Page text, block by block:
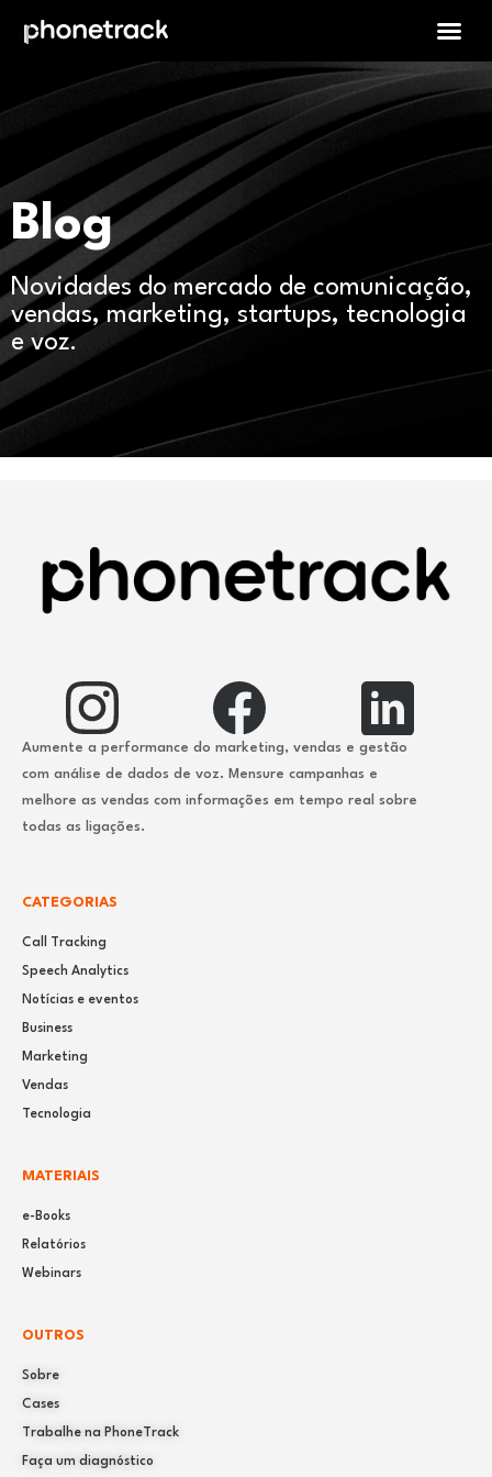
Blog
Novidades do mercado de comunicação,
vendas, marketing, startups, tecnologia
e voz.
Aumente a performance do marketing, vendas e gestão
com análise de dados de voz. Mensure campanhas e
melhore as vendas com informações em tempo real sobre
todas as ligações.
CATEGORIAS
Call Tracking
Speech Analytics
Notícias e eventos
Business
Marketing
Vendas
Tecnologia
MATERIAIS
e-Books
Relatórios
Webinars
OUTROS
Sobre
Cases
Trabalhe na PhoneTrack
Faça um diagnóstico